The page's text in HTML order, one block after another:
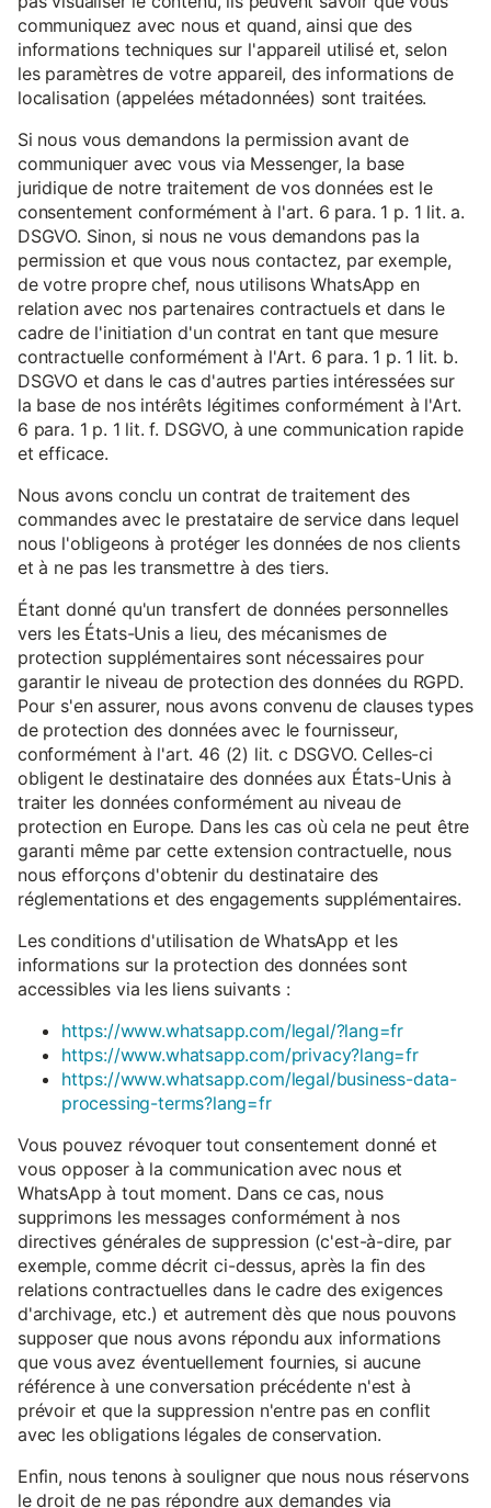
communiquez avec nous et quand, ainsi que des
informations techniques sur l'appareil utilisé et, selon
les paramètres de votre appareil, des informations de
localisation (appelées métadonnées) sont traitées.
Si nous vous demandons la permission avant de
communiquer avec vous via Messenger, la base
juridique de notre traitement de vos données est le
consentement conformément à l'art. 6 para. 1 p. 1 lit. a.
DSGVO. Sinon, si nous ne vous demandons pas la
permission et que vous nous contactez, par exemple,
de votre propre chef, nous utilisons WhatsApp en
relation avec nos partenaires contractuels et dans le
cadre de l'initiation d'un contrat en tant que mesure
contractuelle conformément à l'Art. 6 para. 1 p. 1 lit. b.
DSGVO et dans le cas d'autres parties intéressées sur
la base de nos intérêts légitimes conformément à l'Art.
6 para. 1 p. 1 lit. f. DSGVO, à une communication rapide
et efficace.
Nous avons conclu un contrat de traitement des
commandes avec le prestataire de service dans lequel
nous l'obligeons à protéger les données de nos clients
et à ne pas les transmettre à des tiers.
Étant donné qu'un transfert de données personnelles
vers les États-Unis a lieu, des mécanismes de
protection supplémentaires sont nécessaires pour
garantir le niveau de protection des données du RGPD.
Pour s'en assurer, nous avons convenu de clauses types
de protection des données avec le fournisseur,
conformément à l'art. 46 (2) lit. c DSGVO. Celles-ci
obligent le destinataire des données aux États-Unis à
traiter les données conformément au niveau de
protection en Europe. Dans les cas où cela ne peut être
garanti même par cette extension contractuelle, nous
nous efforçons d'obtenir du destinataire des
réglementations et des engagements supplémentaires.
Les conditions d'utilisation de WhatsApp et les
informations sur la protection des données sont
accessibles via les liens suivants :
https://www.whatsapp.com/legal/?lang=fr
https://www.whatsapp.com/privacy?lang=fr
https://www.whatsapp.com/legal/business-data-
processing-terms?lang=fr
Vous pouvez révoquer tout consentement donné et
vous opposer à la communication avec nous et
WhatsApp à tout moment. Dans ce cas, nous
supprimons les messages conformément à nos
directives générales de suppression (c'est-à-dire, par
exemple, comme décrit ci-dessus, après la fin des
relations contractuelles dans le cadre des exigences
d'archivage, etc.) et autrement dès que nous pouvons
supposer que nous avons répondu aux informations
que vous avez éventuellement fournies, si aucune
référence à une conversation précédente n'est à
prévoir et que la suppression n'entre pas en conflit
avec les obligations légales de conservation.
Enfin, nous tenons à souligner que nous nous réservons
le droit de ne pas répondre aux demandes via